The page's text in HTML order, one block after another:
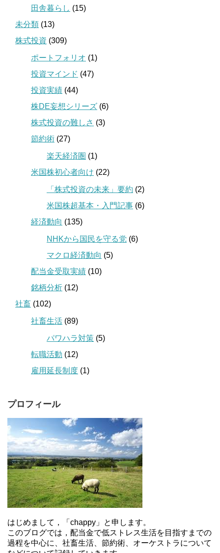
田舎暮らし (15)
未分類 (13)
株式投資 (309)
ポートフォリオ (1)
投資マインド (47)
投資実績 (44)
株DE妄想シリーズ (6)
株式投資の難しさ (3)
節約術 (27)
楽天経済圏 (1)
米国株初心者向け (22)
「株式投資の未来」要約 (2)
米国株超基本・入門記事 (6)
経済動向 (135)
NHKから国民を守る党 (6)
マクロ経済動向 (5)
配当金受取実績 (10)
銘柄分析 (12)
社畜 (102)
社畜生活 (89)
パワハラ対策 (5)
転職活動 (12)
雇用延長制度 (1)
プロフィール
はじめまして，「chappy」と申します。
このブログでは，配当金で低ストレス生活を目指すまでの
過程を中心に、社畜生活、節約術、オーケストラについて